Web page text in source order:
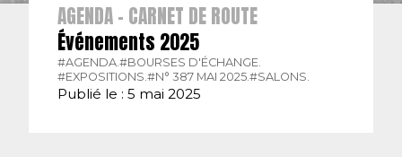
AGENDA - CARNET DE ROUTE
Événements 2025
#AGENDA. #BOURSES D'ÉCHANGE.
#EXPOSITIONS. #N° 387 MAI 2025. #SALONS.
Publié le : 5 mai 2025